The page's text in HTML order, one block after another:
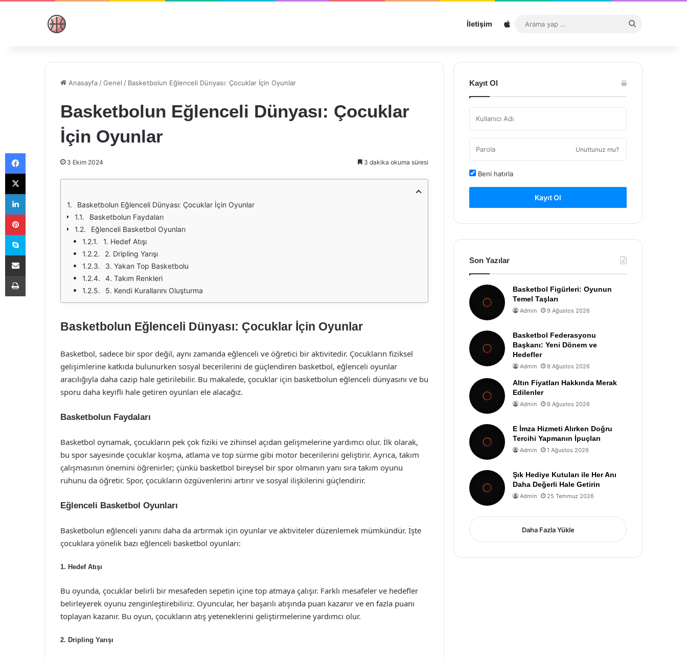
İletişim Sitemap
...
Anasayfa /Genel / Basketbolun Eğlenceli Dünyası: Çocuklar İçin Oyunlar
Basketbolun Eğlenceli Dünyası: Çocuklar
İçin Oyunlar
3 Ekim 2024 3 dakika okuma süresi
Basketbolun Eğlenceli Dünyası: Çocuklar İçin Oyunlar
Basketbolun Faydaları
Eğlenceli Basketbol Oyunları
1. Hedef Atışı
2. Dripling Yarışı
3. Yakan Top Basketbolu
4. Takım Renkleri
5. Kendi Kurallarını Oluşturma
Basketbolun Eğlenceli Dünyası: Çocuklar İçin Oyunlar
Basketbol, sadece bir spor değil, aynı zamanda eğlenceli ve öğretici bir aktivitedir. Çocukların fiziksel
gelişimlerine katkıda bulunurken sosyal becerilerini de güçlendiren basketbol, eğlenceli oyunlar
aracılığıyla daha cazip hale getirilebilir. Bu makalede, çocuklar için basketbolun eğlenceli dünyasını ve bu
sporu daha keyifli hale getiren oyunları ele alacağız.
Basketbolun Faydaları
Basketbol oynamak, çocukların pek çok fiziki ve zihinsel açıdan gelişmelerine yardımcı olur. İlk olarak,
bu spor sayesinde çocuklar koşma, atlama ve top sürme gibi motor becerilerini geliştirir. Ayrıca, takım
çalışmasının önemini öğrenirler; çünkü basketbol bireysel bir spor olmanın yanı sıra takım oyunu
ruhunu da öğretir. Spor, çocukların özgüvenlerini artırır ve sosyal ilişkilerini güçlendirir.
Eğlenceli Basketbol Oyunları
Basketbolun eğlenceli yanını daha da artırmak için oyunlar ve aktiviteler düzenlemek mümkündür. İşte
çocuklara yönelik bazı eğlenceli basketbol oyunları:
1. Hedef Atışı
Bu oyunda, çocuklar belirli bir mesafeden sepetin içine top atmaya çalışır. Farklı mesafeler ve hedefler
belirleyerek oyunu zenginleştirebiliriz. Oyuncular, her başarılı atışında puan kazanır ve en fazla puanı
toplayan kazanır. Bu oyun, çocukların atış yeteneklerini geliştirmelerine yardımcı olur.
2. Dripling Yarışı
Kayıt Ol
Unuttunuz mu?
Beni hatırla
Kayıt Ol
Son Yazılar
Basketbol Figürleri: Oyunun
Temel Taşları
Admin 9 Ağustos 2026
Basketbol Federasyonu
Başkanı: Yeni Dönem ve
Hedefler
Admin 8 Ağustos 2026
Altın Fiyatları Hakkında Merak
Edilenler
Admin 8 Ağustos 2026
E İmza Hizmeti Alırken Doğru
Tercihi Yapmanın İpuçları
Admin 1 Ağustos 2026
Şık Hediye Kutuları ile Her Anı
Daha Değerli Hale Getirin
Admin 25 Temmuz 2026
Daha Fazla Yükle
Facebook
X
LinkedIn
Pinterest
Skype
E-Posta ile paylaş